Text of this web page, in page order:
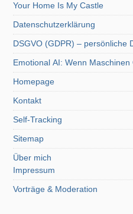
Your Home Is My Castle
Datenschutzerklärung
DSGVO (GDPR) – persönliche
Emotional AI: Wenn
Homepage
Kontakt
Self-Tracking
Sitemap
Über mich
Impressum
Vorträge & Moderation